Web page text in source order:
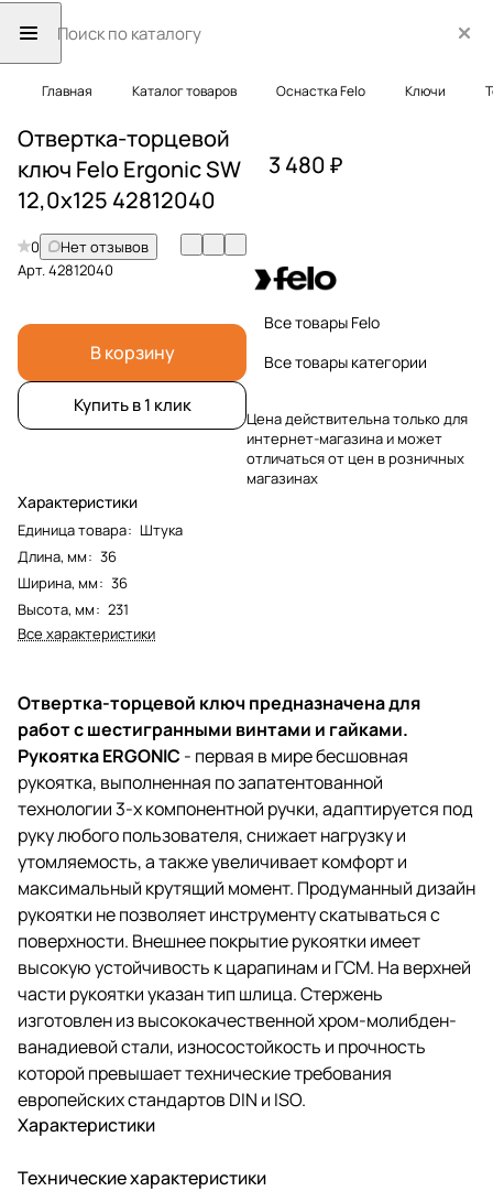
Главная Каталог товаров Оснастка Felo Ключи
Отвертка-торцевой
ключ Felo Ergonic SW
12,0x125 42812040
0
Нет отзывов
Арт.42812040
В корзину
Купить в 1 клик
Характеристики
Единица товара: Штука
Длина, мм: 36
Ширина, мм: 36
Высота, мм: 231
Все характеристики
3 480 ₽
Все товары Felo
Все товары категории
Цена действительна только для
интернет-магазина и может
отличаться от цен в розничных
магазинах
Отвертка-торцевой ключ предназначена для
работ с шестигранными винтами и гайками.
Рукоятка ERGONIC - первая в мире бесшовная
рукоятка, выполненная по запатентованной
технологии 3-х компонентной ручки, адаптируется под
руку любого пользователя, снижает нагрузку и
утомляемость, а также увеличивает комфорт и
максимальный крутящий момент. Продуманный дизайн
рукоятки не позволяет инструменту скатываться с
поверхности. Внешнее покрытие рукоятки имеет
высокую устойчивость к царапинам и ГСМ. На верхней
части рукоятки указан тип шлица. Стержень
изготовлен из высококачественной хром-молибден-
ванадиевой стали, износостойкость и прочность
которой превышает технические требования
европейских стандартов DIN и ISO.
Характеристики
Технические характеристики